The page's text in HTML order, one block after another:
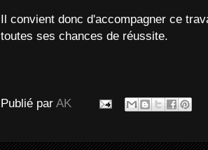
Il convient donc d'accompagner ce
toutes ses chances de réussite.
Publié par AK